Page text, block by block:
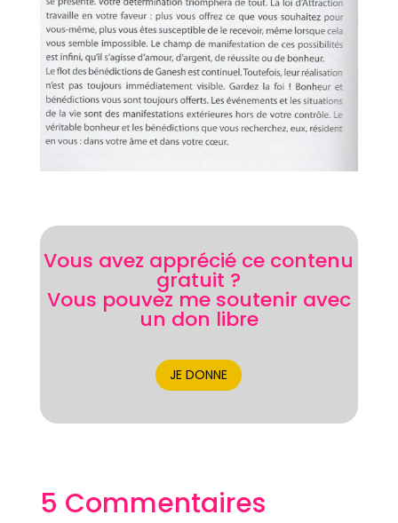
Vous avez apprécié ce contenu
gratuit ?
Vous pouvez me soutenir avec
un don libre
JE DONNE
5 Commentaires